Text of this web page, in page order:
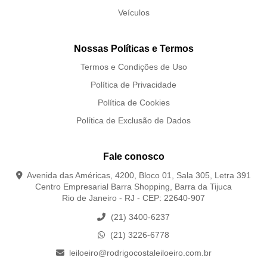
Veículos
Nossas Políticas e Termos
Termos e Condições de Uso
Política de Privacidade
Política de Cookies
Política de Exclusão de Dados
Fale conosco
Avenida das Américas, 4200, Bloco 01, Sala 305, Letra 391
Centro Empresarial Barra Shopping, Barra da Tijuca
Rio de Janeiro - RJ - CEP: 22640-907
(21) 3400-6237
(21) 3226-6778
leiloeiro@rodrigocostaleiloeiro.com.br